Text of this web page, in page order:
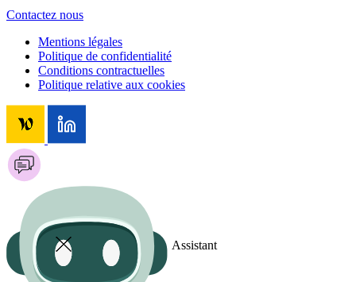
Contactez nous
Mentions légales
Politique de confidentialité
Conditions contractuelles
Politique relative aux cookies
Assistant